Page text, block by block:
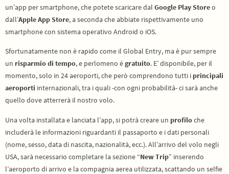
un’app per smartphone, che potete scaricare dal Google Play Storeo
dall’Apple App Store, a seconda che abbiate rispettivamente uno
smartphone con sistema operativo Android o iOS.
Sfortunatamente non è rapido come il Global Entry, ma è pur sempre
un risparmio di tempo, e perlomeno ègratuito. E’ disponibile, per il
momento, solo in 24 aeroporti, che però comprendono tutti i principali
aeroporti internazionali, tra i quali -con ogni probabilità- ci sarà anche
quello dove atterrerà il nostro volo.
Una volta installata e lanciata l’app, si potrà creare un profiloche
includerà le informazioni riguardanti il passaporto e i dati personali
(nome, sesso, data di nascita, nazionalità, ecc.). All’arrivo del volo negli
USA, sarà necessario completare la sezione “New Trip” inserendo
l’aeroporto di arrivo e la compagnia aerea utilizzata, scattando un selfie